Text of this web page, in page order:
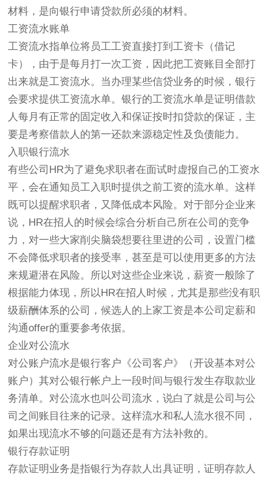
材料，是向银行申请贷款所必须的材料。
工资流水账单
工资流水指单位将员工工资直接打到工资卡（借记
卡），由于是每月打一次工资，因此把工资账目全部打
出来就是工资流水。当办理某些信贷业务的时候，银行
会要求提供工资流水单。银行的工资流水单是证明借款
人每月有正常的固定收入和保证按时扣贷款的保证，主
要是考察借款人的第一还款来源稳定性及负债能力。
入职银行流水
有些公司HR为了避免求职者在面试时虚报自己的工资水
平，会在通知员工入职时提供之前工资的流水单。这样
既可以提醒求职者，又降低成本风险。对于部分企业来
说，HR在招人的时候会综合分析自己所在公司的竞争
力，对一些大家削尖脑袋想要往里进的公司，设置门槛
不会降低求职者的接受率，甚至是可以使用更多的方法
来规避潜在风险。所以对这些企业来说，薪资一般除了
根据能力体现，所以HR在招人时候，尤其是那些没有职
级薪酬体系的公司，候选人的上家工资是本公司定薪和
沟通offer的重要参考依据。
企业对公流水
对公账户流水是银行客户《公司客户》（开设基本对公
账户）其对公银行帐户上一段时间与银行发生存取款业
务清单。对公流水也叫公司流水，说白了就是公司与公
司之间账目往来的记录。这样流水和私人流水很不同，
如果出现流水不够的问题还是有方法补救的。
银行存款证明
存款证明业务是指银行为存款人出具证明，证明存款人